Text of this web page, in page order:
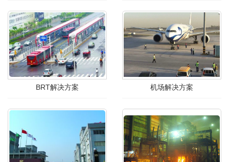
BRT解决方案 机场解决方案